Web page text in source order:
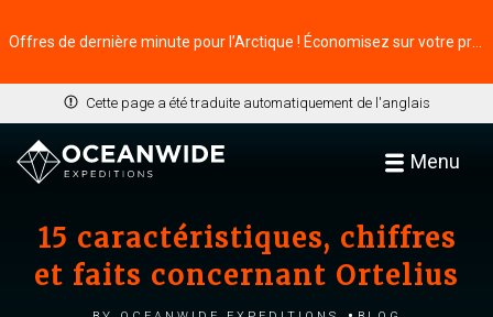
Cette page a été traduite automatiquement de l'anglais
Menu
15 caractéristiques, chiffres
et faits concernant Ortelius